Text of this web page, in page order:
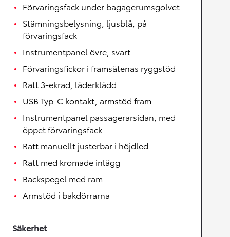
Förvaringsfack under bagagerumsgolvet
Stämningsbelysning, ljusblå, på
förvaringsfack
Instrumentpanel övre, svart
Förvaringsfickor i framsätenas ryggstöd
Ratt 3-ekrad, läderklädd
USB Typ-C kontakt, armstöd fram
Instrumentpanel passagerarsidan, med
öppet förvaringsfack
Ratt manuellt justerbar i höjdled
Ratt med kromade inlägg
Backspegel med ram
Armstöd i bakdörrarna
Säkerhet